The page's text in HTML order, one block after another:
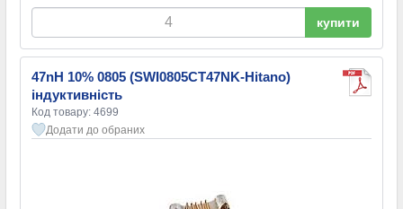
купити
47nH 10% 0805 (SWI0805CT47NK-Hitano)
індуктивність
Код товару: 4699
Додати до обраних